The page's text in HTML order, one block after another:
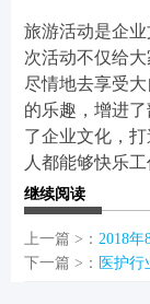
旅游活动是企
次活动不仅给
尽情地去享受
的乐趣，增进
了企业文化，
人都能够快乐
继续阅读
上一篇 >： 2018
下一篇 >： 医护